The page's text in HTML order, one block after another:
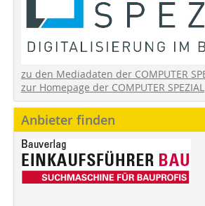
zu den Mediadaten der COMPUTER
zur Homepage der COMPUTER SPEZIAL
Anbieter finden